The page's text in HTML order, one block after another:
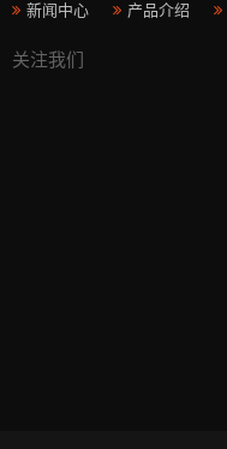
新闻中心 产品介绍
关注我们